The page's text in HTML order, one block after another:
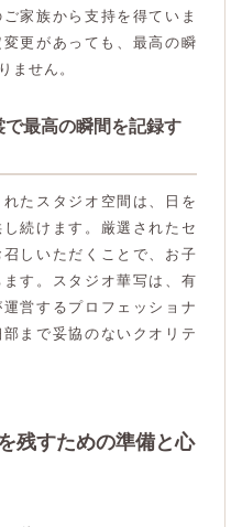
家族から支持を得ていま
更があっても、最高の瞬
ません。
最高の瞬間を記録す
たスタジオ空間は、日を
続けます。厳選されたセ
しいただくことで、お子
す。スタジオ華写は、有
営するプロフェッショナ
まで妥協のないクオリテ
残すための準備と心